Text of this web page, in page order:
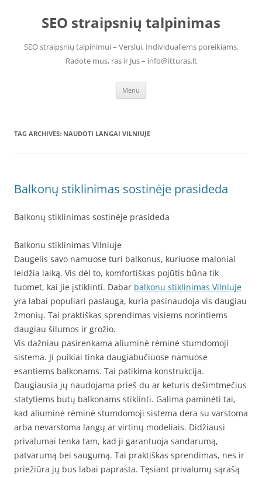
contentSEO straipsnių talpinimas
SEO straipsnių talpinimui – Verslui, Individualiems poreikiams.
Radote mus, ras ir Jus – info@itturas.lt
Menu
TAG ARCHIVES: NAUDOTI LANGAI VILNIUJE
Balkonų stiklinimas sostinėje prasideda
Balkonų stiklinimas sostinėje prasideda
Balkonu stiklinimas Vilniuje
Daugelis savo namuose turi balkonus, kuriuose maloniai
leidžia laiką. Vis dėl to, komfortiškas pojūtis būna tik
tuomet, kai jie įstiklinti. Dabar balkonu stiklinimas Vilniuje
yra labai populiari paslauga, kuria pasinaudoja vis daugiau
žmonių. Tai praktiškas sprendimas visiems norintiems
daugiau šilumos ir grožio.
Vis dažniau pasirenkama aliuminė rėminė stumdomoji
sistema. Ji puikiai tinka daugiabučiuose namuose
esantiems balkonams. Tai patikima konstrukcija.
Daugiausia jų naudojama prieš du ar keturis dešimtmečius
statytiems butų balkonams stiklinti. Galima paminėti tai,
kad aliuminė rėminė stumdomoji sistema dera su varstoma
arba nevarstoma langų ar virtinų modeliais. Didžiausi
privalumai tenka tam, kad ji garantuoja sandarumą,
patvarumą bei saugumą. Tai praktiškas sprendimas, nes ir
priežiūra jų bus labai paprasta. Tęsiant privalumų sąrašą